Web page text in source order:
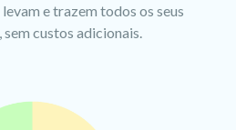
e trazem todos os seus
custos adicionais.